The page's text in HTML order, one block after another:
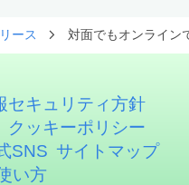
ース 対面でもオンライン
セキュリティ方針
クッキーポリシー
SNS サイトマップ
い方